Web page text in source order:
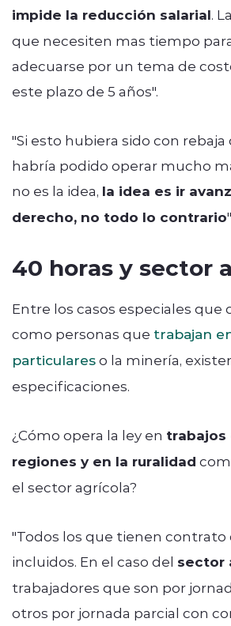
impide la reducción salarial.
que necesiten mas tiempo
adecuarse por un tema de
este plazo de 5 años".
"Si esto hubiera sido con rebaja
habría podido operar mucho
no es la idea, la idea es ir
derecho, no todo lo contrario
40 horas y sector
Entre los casos especiales que
como personas que trabajan
particulareso la minería,
especificaciones.
¿Cómo opera la ley en trabajos
regiones y en la ruralidad
el sector agrícola?
"Todos los que tienen contrato
incluidos. En el caso del sector
trabajadores que son por
otros por jornada parcial con